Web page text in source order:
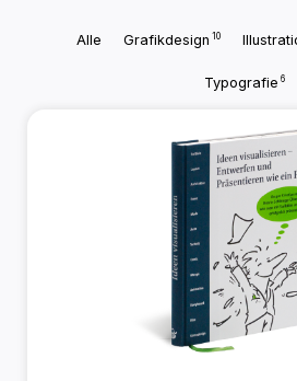
Alle Grafikdesign 10
Typografie 6